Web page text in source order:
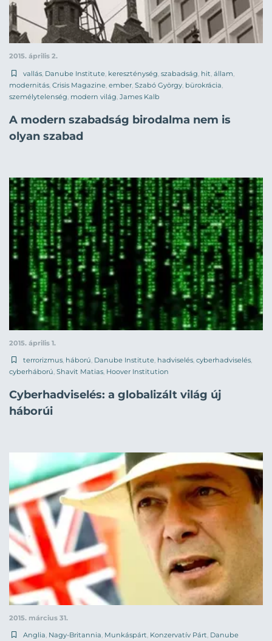
2015. április 2.
vallás Danube Institute kereszténység szabadság hit állam
modernitás Crisis Magazine ember Szabó György bürokrácia
személytelenség modern világ James Kalb
A modern szabadság birodalma nem is
olyan szabad
2015. április 1.
terrorizmus háború Danube Institute hadviselés cyberhadviselés
cyberháború Shavit Matias Hoover Institution
Cyberhadviselés: a globalizált világ új
háborúi
2015. március 31.
Anglia, Nagy-Britannia, Munkáspárt, Konzervatív Párt, Danube